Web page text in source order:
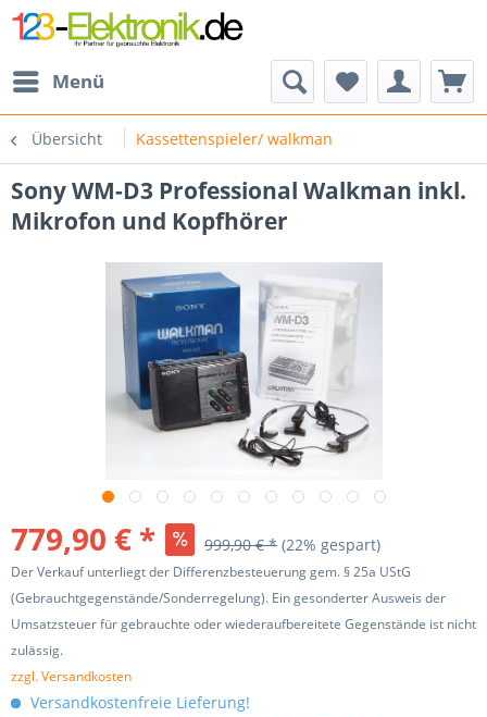
Menü
Übersicht Kassettenspieler/ walkman
Sony WM-D3 Professional Walkman inkl.
Mikrofon und Kopfhörer
779,90 € * 999,90 € * (22% gespart)
Der Verkauf unterliegt der Differenzbesteuerung gem. § 25a UStG
(Gebrauchtgegenstände/Sonderregelung). Ein gesonderter Ausweis der
Umsatzsteuer für gebrauchte oder wiederaufbereitete Gegenstände ist nicht
zulässig.
zzgl. Versandkosten
Versandkostenfreie Lieferung!